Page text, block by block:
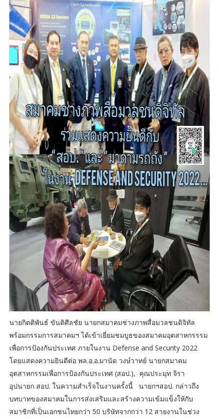
นายกิตติพันธ์ ขันติศีลชัย นายกสมาคมช่างภาพสื่อมวลชนดิจิทัล
พร้อมกรรมการสมาคมฯ ได้เข้าเยี่ยมชมบูธของสมาคมอุตสาหกรรรม
เพื่อการป้องกันประเทศ ภายในงาน Defense and Security 2022
โดยแสดงความยินดีต่อ พล.อ.อ.มานัด วงษ์วาทย์ นายกสมาคม
อุตสาหกรรมเพื่อการป้องกันประเทศ (สอป.), คุณประมุท จิรา
อุปนายก สอป. ในความสำเร็จในงานครั้งนี้ นายกฯสอป. กล่าวถึง
บทบาทของสมาคมในการส่งเสริมและสร้างความเข้มแข็งให้กับ
สมาชิกที่เป็นเอกชนไทยกว่า 50 บริษัทจากกว่า 12 สายงานในช่วง